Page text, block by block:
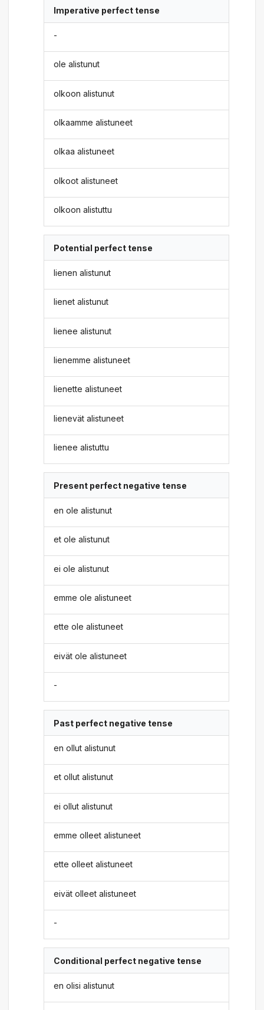
Imperative perfect tense
-
ole alistunut
olkoon alistunut
olkaamme alistuneet
olkaa alistuneet
olkoot alistuneet
olkoon alistuttu
Potential perfect tense
lienen alistunut
lienet alistunut
lienee alistunut
lienemme alistuneet
lienette alistuneet
lienevät alistuneet
lienee alistuttu
Present perfect negative tense
en ole alistunut
et ole alistunut
ei ole alistunut
emme ole alistuneet
ette ole alistuneet
eivät ole alistuneet
-
Past perfect negative tense
en ollut alistunut
et ollut alistunut
ei ollut alistunut
emme olleet alistuneet
ette olleet alistuneet
eivät olleet alistuneet
-
Conditional perfect negative tense
en olisi alistunut